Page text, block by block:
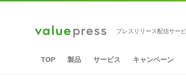
プレスリリース配信サー
TOP 製品 サービス キャンペーン